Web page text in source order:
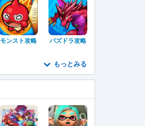
モンスト攻略 パズドラ攻略
もっとみる